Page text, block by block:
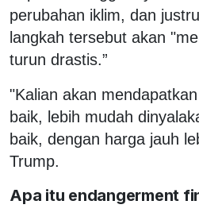
perubahan iklim, dan
langkah tersebut akan
turun drastis.”
"Kalian akan
baik, lebih mudah
baik, dengan harga jauh
Trump.
Apa itu endangerment